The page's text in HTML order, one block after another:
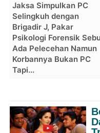
Jaksa Simpulkan PC
Selingkuh dengan
Brigadir J, Pakar
Psikologi Forensik
Ada Pelecehan Namun
Korbannya Bukan PC
Tapi...